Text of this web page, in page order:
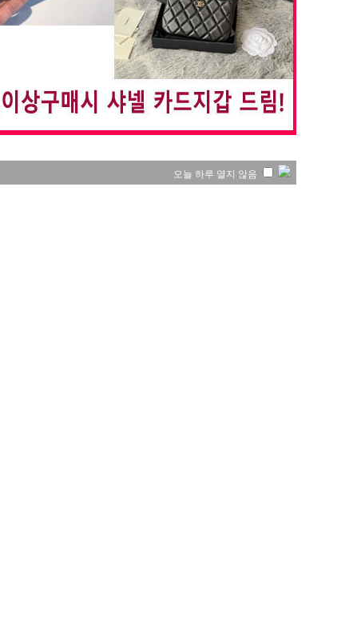
오늘 하루 열지 않음